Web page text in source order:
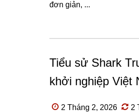
đơn giản, ...
Tiểu sử Shark
khởi nghiệp Việt
2 Tháng 2, 2026 2